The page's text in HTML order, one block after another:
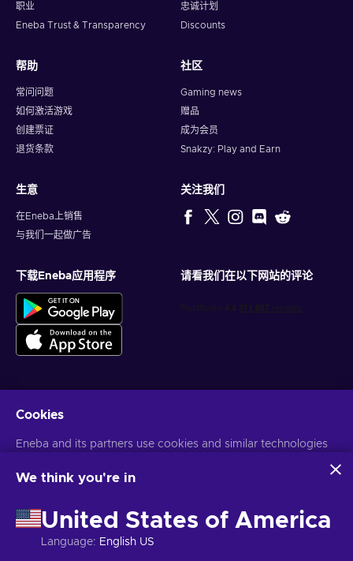
职业
Eneba Trust & Transparency
忠诚计划
Discounts
帮助
常问问题
如何激活游戏
创建票证
退货条款
社区
Gaming news
赠品
成为会员
Snakzy: Play and Earn
生意
在Eneba上销售
与我们一起做广告
关注我们
下载Eneba应用程序 请看我们在以下网站的评论
获得个性化的游戏优惠
订阅
您可以随时取消订阅。访问
语言 USD
Cookies
Eneba and its partners use cookies and similar technologies
website. We use this information to enhance content,
may also be used for ads personalization.
By clicking 'Accept all', you consent to the use of these
technologies by Eneba and its partners. You can adjust your
We think you're in
United States of America
Language: English US